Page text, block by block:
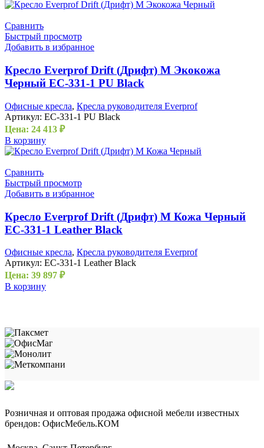
Сравнить
Быстрый просмотр
Добавить в избранное
Кресло Everprof Drift (Дрифт) M Экокожа
Черный EC-331-1 PU Black
Офисные кресла, Кресла руководителя Everprof
Артикул: EC-331-1 PU Black
Цена: 24 413 ₽
В корзину
Сравнить
Быстрый просмотр
Добавить в избранное
Кресло Everprof Drift (Дрифт) M Кожа Черный
EC-331-1 Leather Black
Офисные кресла, Кресла руководителя Everprof
Артикул: EC-331-1 Leather Black
Цена: 39 897 ₽
В корзину
Розничная и оптовая продажа офисной мебели известных
брендов: ОфисМебель.КОМ